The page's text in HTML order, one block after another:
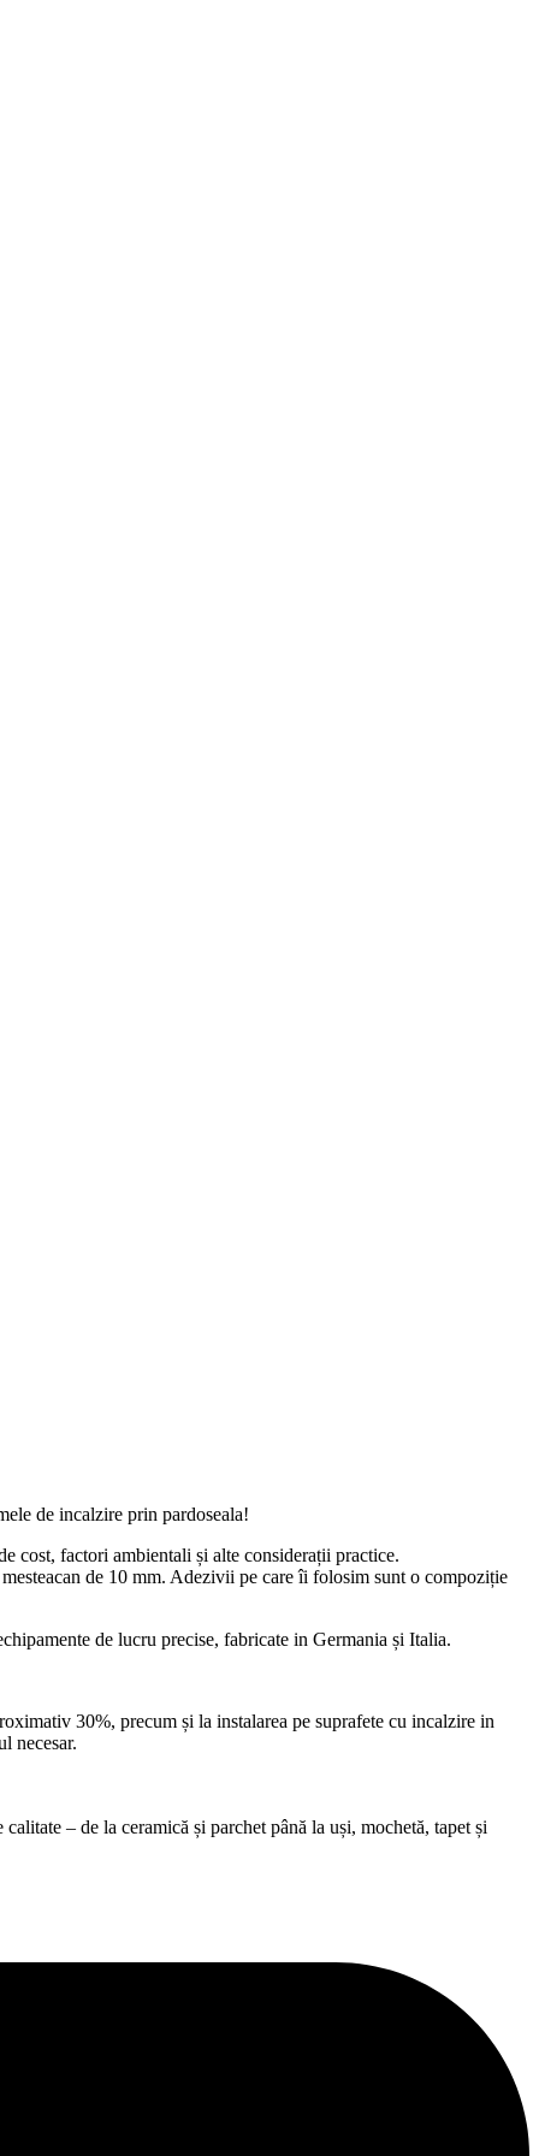
de incalzire prin pardoseala!
cost, factori ambientali și alte considerații practice.
de 10 mm. Adezivii pe care îi folosim sunt o compoziție
de lucru precise, fabricate in Germania și Italia.
30%, precum și la instalarea pe suprafete cu incalzire in
necesar.
– de la ceramică și parchet până la uși, mochetă, tapet și